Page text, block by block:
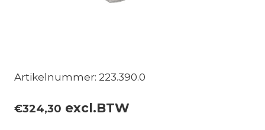
Artikelnummer: 223.390.0
€324,30 excl.BTW